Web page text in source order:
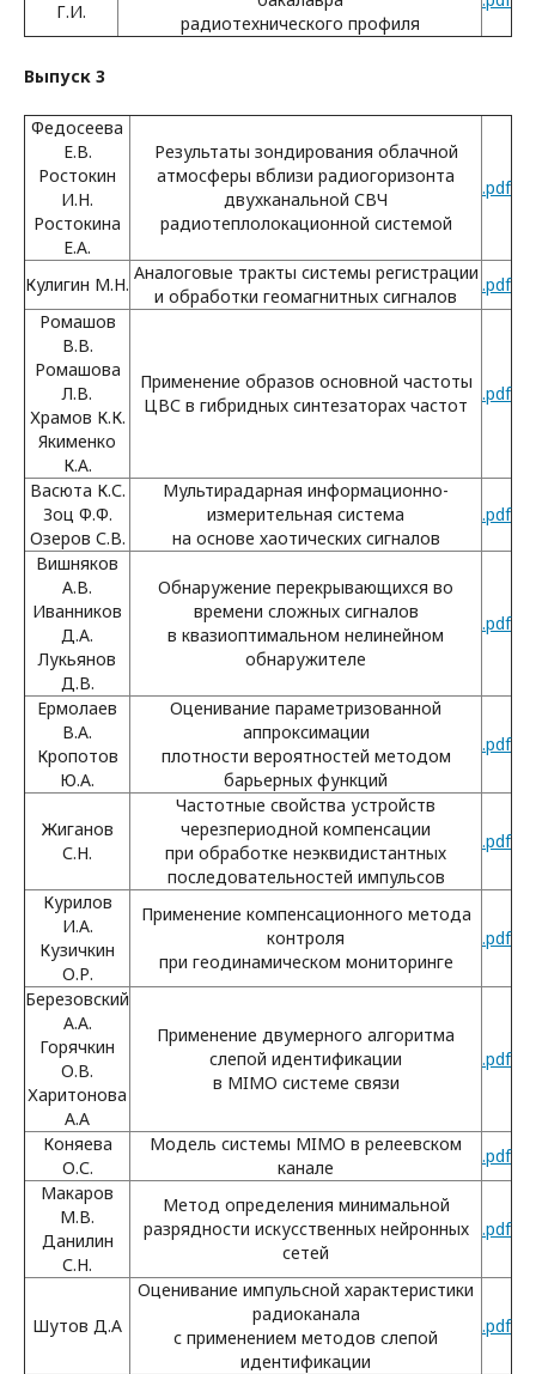
Г.И.
радиотехнического профиля
Выпуск 3
Федосеева
Е.В.
Ростокин
И.Н.
Ростокина
Е.А.
Результаты зондирования облачной
атмосферы вблизи радиогоризонта
двухканальной СВЧ
радиотеплолокационной системой
.pdf
Кулигин М.Н.
Аналоговые тракты системы регистрации
и обработки геомагнитных сигналов
.pdf
Ромашов
В.В.
Ромашова
Л.В.
Храмов К.К.
Якименко
К.А.
Применение образов основной частоты
ЦВС в гибридных синтезаторах частот
.pdf
Васюта К.С.
Зоц Ф.Ф.
Озеров С.В.
Мультирадарная информационно-
измерительная система
на основе хаотических сигналов
.pdf
Вишняков
А.В.
Иванников
Д.А.
Лукьянов
Д.В.
Обнаружение перекрывающихся во
времени сложных сигналов
в квазиоптимальном нелинейном
обнаружителе
.pdf
Ермолаев
В.А.
Кропотов
Ю.А.
Оценивание параметризованной
аппроксимации
плотности вероятностей методом
барьерных функций
.pdf
Жиганов
С.Н.
Частотные свойства устройств
черезпериодной компенсации
при обработке неэквидистантных
последовательностей импульсов
.pdf
Курилов
И.А.
Кузичкин
О.Р.
Применение компенсационного метода
контроля
при геодинамическом мониторинге
.pdf
Березовский
А.А.
Горячкин
О.В.
Харитонова
А.А
Применение двумерного алгоритма
слепой идентификации
в MIMO системе связи
.pdf
Коняева
О.С.
Модель системы MIMO в релеевском
канале
.pdf
Макаров
М.В.
Данилин
С.Н.
Метод определения минимальной
разрядности искусственных нейронных
сетей
.pdf
Шутов Д.А
Оценивание импульсной характеристики
радиоканала
с применением методов слепой
идентификации
.pdf